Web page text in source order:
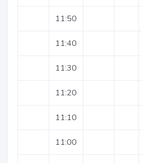
11:50
11:40
11:30
11:20
11:10
11:00